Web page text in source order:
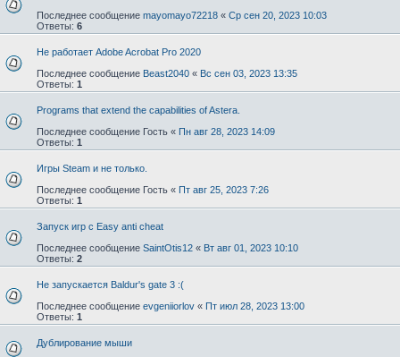
Последнее сообщение mayomayo72218 « Ср сен 20, 2023 10:03
Ответы: 6
Не работает Adobe Acrobat Pro 2020
Последнее сообщение Beast2040 « Вс сен 03, 2023 13:35
Ответы: 1
Programs that extend the capabilities of Astera.
Последнее сообщение Гость « Пн авг 28, 2023 14:09
Ответы: 1
Игры Steam и не только.
Последнее сообщение Гость « Пт авг 25, 2023 7:26
Ответы: 1
Запуск игр с Easy anti cheat
Последнее сообщение SaintOtis12 « Вт авг 01, 2023 10:10
Ответы: 2
Не запускается Baldur's gate 3 :(
Последнее сообщение evgeniiorlov « Пт июл 28, 2023 13:00
Ответы: 1
Дублирование мыши